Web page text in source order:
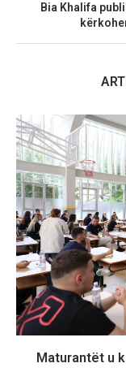
Bia Khalifa
Maturantët u